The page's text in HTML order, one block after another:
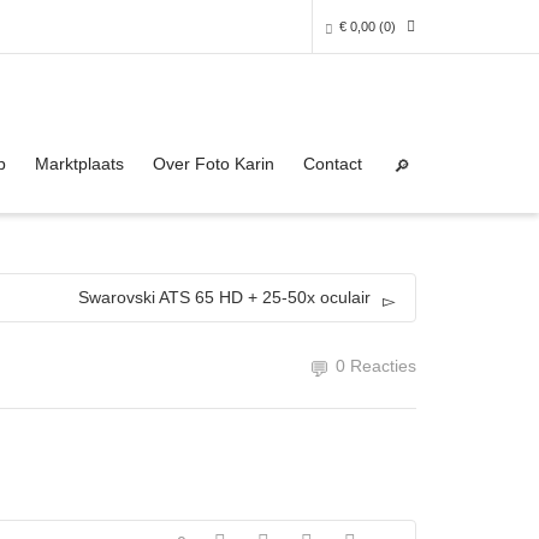
€ 0,00 (0)
NAAR DE SHOP
Marktplaats Over Foto Karin Contact
Swarovski ATS 65 HD + 25-50x oculair
0 Reacties